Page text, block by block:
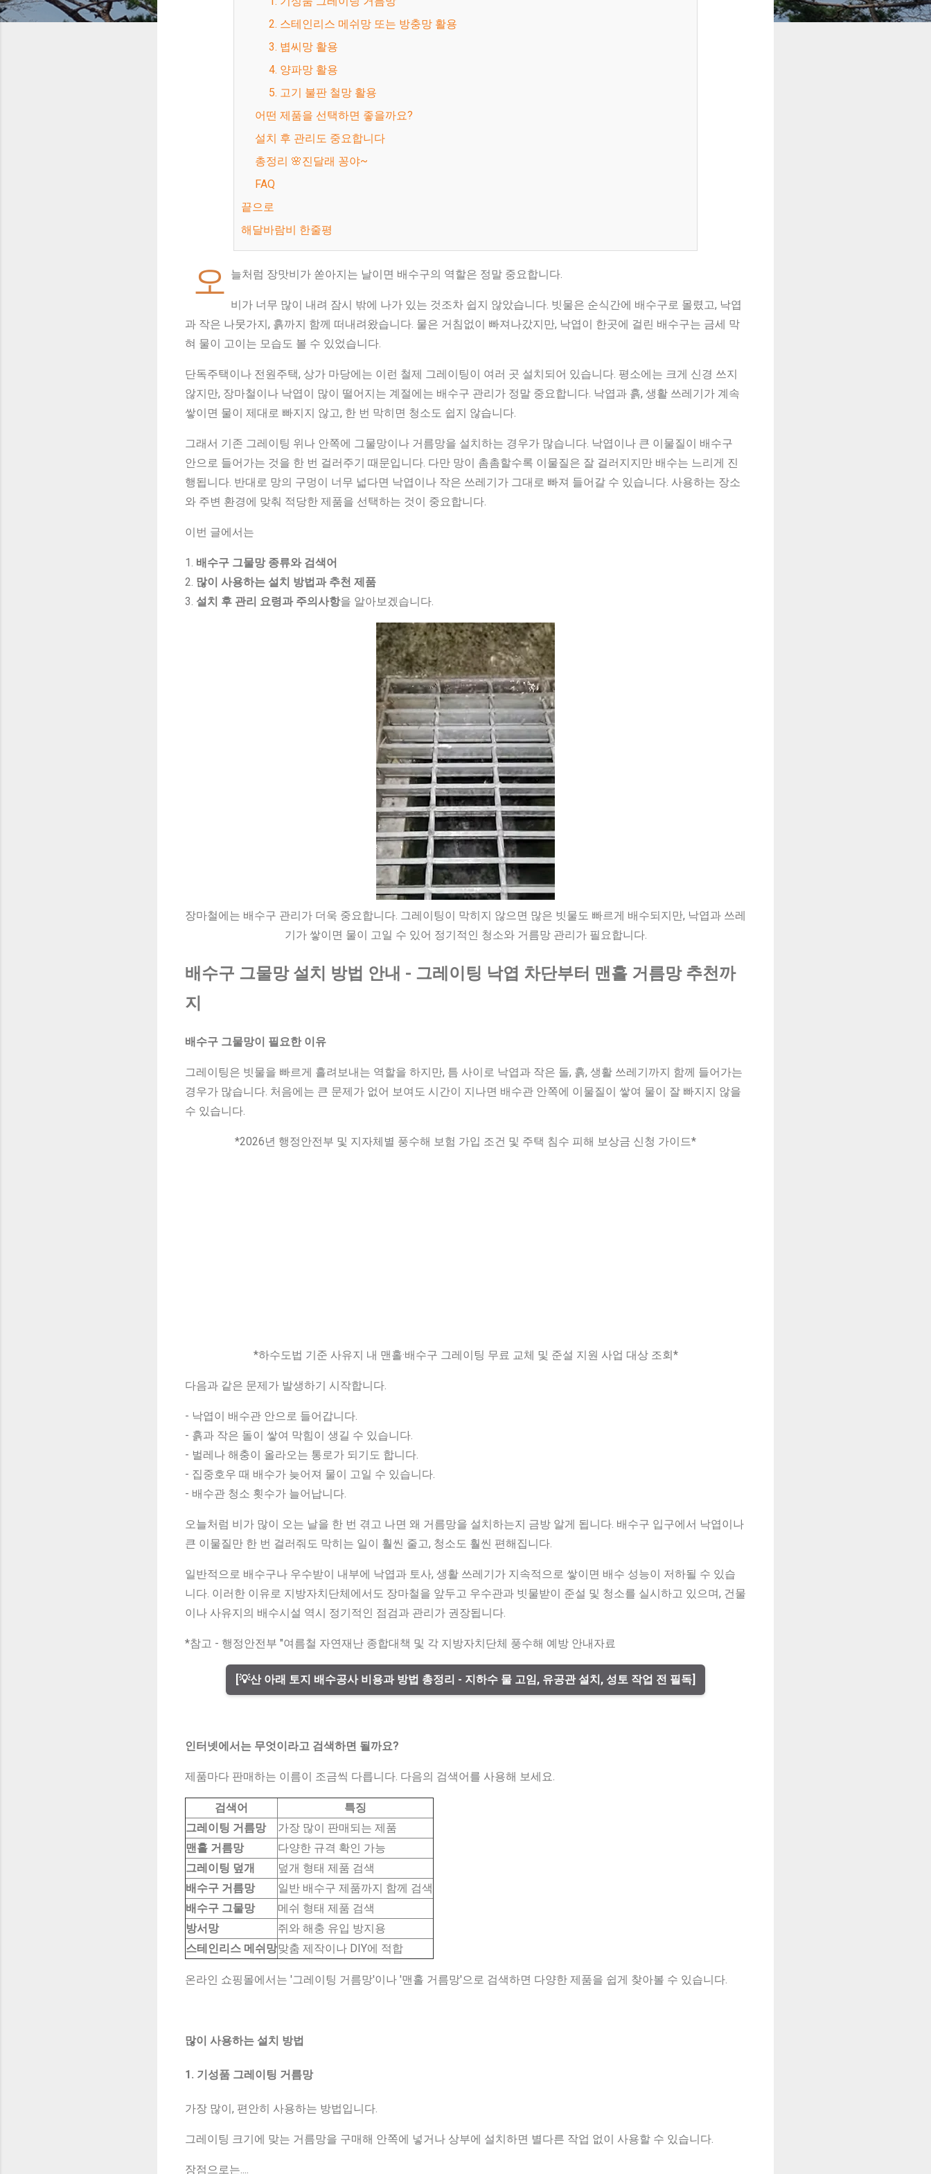
2. 스테인리스 메쉬망 또는 방충망 활용
3. 볍씨망 활용
4. 양파망 활용
5. 고기 불판 철망 활용
어떤 제품을 선택하면 좋을까요?
설치 후 관리도 중요합니다
총정리 🌸진달래 꽁야~
FAQ
끝으로
해달바람비 한줄평
오 늘처럼 장맛비가 쏟아지는 날이면 배수구의 역할은 정말 중요합니다.
비가 너무 많이 내려 잠시 밖에 나가 있는 것조차 쉽지 않았습니다. 빗물은 순식간에 배수구로 몰렸고, 낙엽
과 작은 나뭇가지, 흙까지 함께 떠내려왔습니다. 물은 거침없이 빠져나갔지만, 낙엽이 한곳에 걸린 배수구는 금세 막
혀 물이 고이는 모습도 볼 수 있었습니다.
단독주택이나 전원주택, 상가 마당에는 이런 철제 그레이팅이 여러 곳 설치되어 있습니다. 평소에는 크게 신경 쓰지
않지만, 장마철이나 낙엽이 많이 떨어지는 계절에는 배수구 관리가 정말 중요합니다. 낙엽과 흙, 생활 쓰레기가 계속
쌓이면 물이 제대로 빠지지 않고, 한 번 막히면 청소도 쉽지 않습니다.
그래서 기존 그레이팅 위나 안쪽에 그물망이나 거름망을 설치하는 경우가 많습니다. 낙엽이나 큰 이물질이 배수구
안으로 들어가는 것을 한 번 걸러주기 때문입니다. 다만 망이 촘촘할수록 이물질은 잘 걸러지지만 배수는 느리게 진
행됩니다. 반대로 망의 구멍이 너무 넓다면 낙엽이나 작은 쓰레기가 그대로 빠져 들어갈 수 있습니다. 사용하는 장소
와 주변 환경에 맞춰 적당한 제품을 선택하는 것이 중요합니다.
이번 글에서는
1. 배수구 그물망 종류와 검색어
2. 많이 사용하는 설치 방법과 추천 제품
3. 설치 후 관리 요령과 주의사항을 알아보겠습니다.
장마철에는 배수구 관리가 더욱 중요합니다. 그레이팅이 막히지 않으면 많은 빗물도 빠르게 배수되지만, 낙엽과 쓰레
기가 쌓이면 물이 고일 수 있어 정기적인 청소와 거름망 관리가 필요합니다.
배수구 그물망 설치 방법 안내 - 그레이팅 낙엽 차단부터 맨홀 거름망 추천까
지
배수구 그물망이 필요한 이유
그레이팅은 빗물을 빠르게 흘려보내는 역할을 하지만, 틈 사이로 낙엽과 작은 돌, 흙, 생활 쓰레기까지 함께 들어가는
경우가 많습니다. 처음에는 큰 문제가 없어 보여도 시간이 지나면 배수관 안쪽에 이물질이 쌓여 물이 잘 빠지지 않을
수 있습니다.
*2026년 행정안전부 및 지자체별 풍수해 보험 가입 조건 및 주택 침수 피해 보상금 신청 가이드*
*하수도법 기준 사유지 내 맨홀·배수구 그레이팅 무료 교체 및 준설 지원 사업 대상 조회*
다음과 같은 문제가 발생하기 시작합니다.
- 낙엽이 배수관 안으로 들어갑니다.
- 흙과 작은 돌이 쌓여 막힘이 생길 수 있습니다.
- 벌레나 해충이 올라오는 통로가 되기도 합니다.
- 집중호우 때 배수가 늦어져 물이 고일 수 있습니다.
- 배수관 청소 횟수가 늘어납니다.
오늘처럼 비가 많이 오는 날을 한 번 겪고 나면 왜 거름망을 설치하는지 금방 알게 됩니다. 배수구 입구에서 낙엽이나
큰 이물질만 한 번 걸러줘도 막히는 일이 훨씬 줄고, 청소도 훨씬 편해집니다.
일반적으로 배수구나 우수받이 내부에 낙엽과 토사, 생활 쓰레기가 지속적으로 쌓이면 배수 성능이 저하될 수 있습
니다. 이러한 이유로 지방자치단체에서도 장마철을 앞두고 우수관과 빗물받이 준설 및 청소를 실시하고 있으며, 건물
이나 사유지의 배수시설 역시 정기적인 점검과 관리가 권장됩니다.
*참고 - 행정안전부 "여름철 자연재난 종합대책 및 각 지방자치단체 풍수해 예방 안내자료
[💡산 아래 토지 배수공사 비용과 방법 총정리 - 지하수 물 고임, 유공관 설치, 성토 작업 전 필독]
인터넷에서는 무엇이라고 검색하면 될까요?
제품마다 판매하는 이름이 조금씩 다릅니다. 다음의 검색어를 사용해 보세요.
검색어
특징
그레이팅 거름망
가장 많이 판매되는 제품
맨홀 거름망
다양한 규격 확인 가능
그레이팅 덮개
덮개 형태 제품 검색
배수구 거름망
일반 배수구 제품까지 함께 검색
배수구 그물망
메쉬 형태 제품 검색
방서망
쥐와 해충 유입 방지용
스테인리스 메쉬망맞춤 제작이나 DIY에 적합
온라인 쇼핑몰에서는 '그레이팅 거름망'이나 '맨홀 거름망'으로 검색하면 다양한 제품을 쉽게 찾아볼 수 있습니다.
많이 사용하는 설치 방법
1. 기성품 그레이팅 거름망
가장 많이, 편안히 사용하는 방법입니다.
그레이팅 크기에 맞는 거름망을 구매해 안쪽에 넣거나 상부에 설치하면 별다른 작업 없이 사용할 수 있습니다.
장점으로는....